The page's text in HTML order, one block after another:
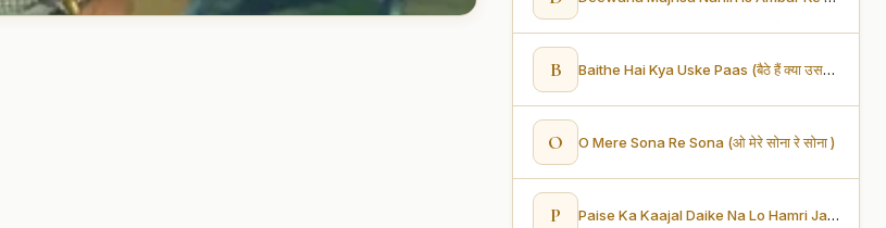
B Baithe Hai Kya Uske Paas (बैठे हैं क्या उसके पास)
O O Mere Sona Re Sona (ओ मेरे सोना रे सोना )
P Paise Ka Kaajal Daike Na Lo Hamri Jaan (पैसे का काजल देके ना लो हमारी जान)